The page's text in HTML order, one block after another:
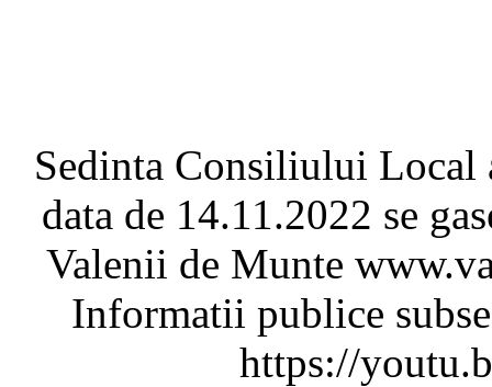
Sedinta Consiliului
data de 14.11.2022 se
Valenii de Munte
Informatii publice
https://